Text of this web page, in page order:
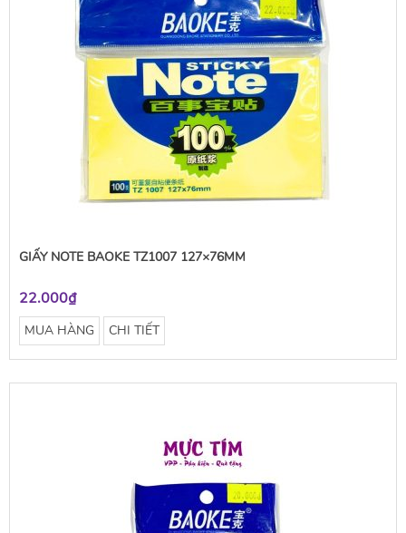
GIẤY NOTE BAOKE TZ1007 127×76MM
22.000₫
MUA HÀNG CHI TIẾT